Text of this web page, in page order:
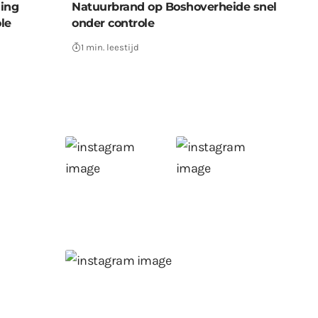
Natuurbrand op Boshoverheide snel
onder controle
1 min. leestijd